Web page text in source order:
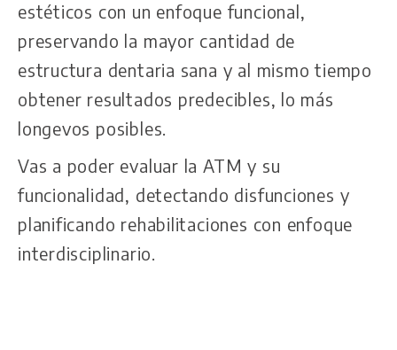
estéticos con un enfoque funcional,
preservando la mayor cantidad de
estructura dentaria sana y al mismo tiempo
obtener resultados predecibles, lo más
longevos posibles.
Vas a poder evaluar la ATM y su
funcionalidad, detectando disfunciones y
planificando rehabilitaciones con enfoque
interdisciplinario.